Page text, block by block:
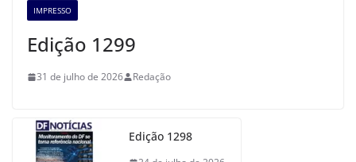
IMPRESSO
Edição 1299
31 de julho de 2026 Redação
Edição 1298